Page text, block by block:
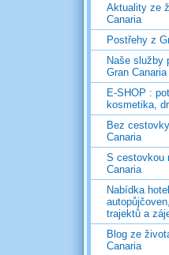
Aktuality ze
Canaria
Postřehy z
Naše služby
Gran Canaria
E-SHOP :
kosmetika,
Bez
Canaria
S cestovkou
Canaria
Nabídka
trajektů a
Blog ze
Canaria